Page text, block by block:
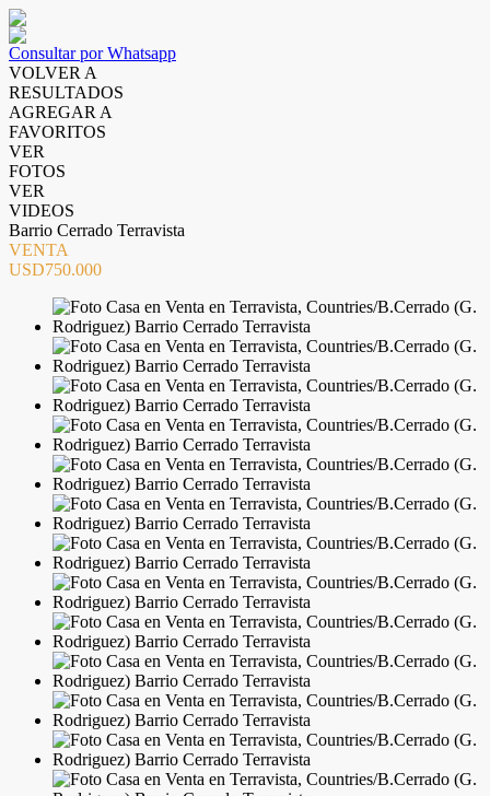
Consultar por Whatsapp
VOLVER A
RESULTADOS
AGREGAR A
FAVORITOS
VER
FOTOS
VER
VIDEOS
Barrio Cerrado Terravista
VENTA
USD750.000